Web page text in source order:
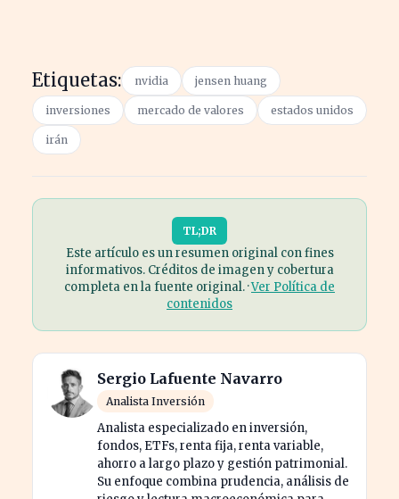
Etiquetas: nvidia jensen huang
inversiones mercado de valores estados unidos
irán
TL;DR
Este artículo es un resumen original con fines
informativos. Créditos de imagen y cobertura
completa en la fuente original. ·Ver Política de
contenidos
Sergio Lafuente Navarro
Analista Inversión
Analista especializado en inversión,
fondos, ETFs, renta fija, renta variable,
ahorro a largo plazo y gestión patrimonial.
Su enfoque combina prudencia, análisis de